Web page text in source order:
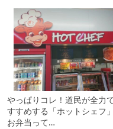
やっぱりコレ！道民が全力
すすめする「ホットシェフ
お弁当って…